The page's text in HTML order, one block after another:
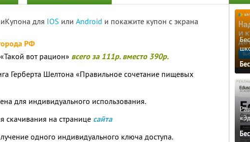
для IOS или Android и покажите купон с экрана
РФ
вот рацион» всего за 111р. вместо 390р.
Герберта Шелтона «Правильное сочетание пищевых
для индивидуального использования.
скачивания на странице сайта
одного индивидуального ключа доступа.